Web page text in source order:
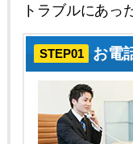
トラブルにあっ
STEP01 お電